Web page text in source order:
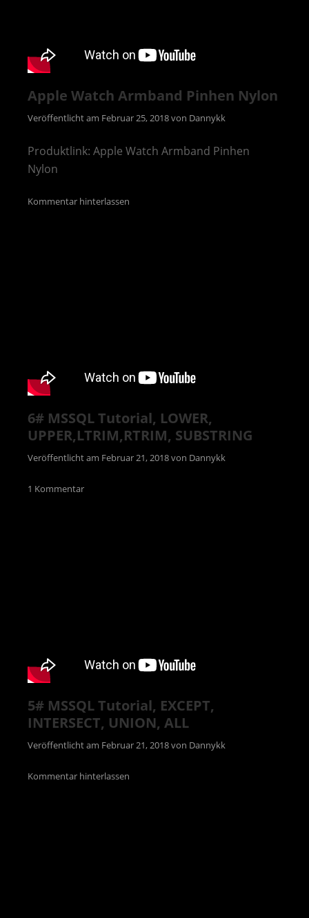
Apple Watch Armband Pinhen Nylon
Veröffentlicht am Februar 25, 2018von Dannykk
Produktlink: Apple Watch Armband Pinhen
Nylon
Kommentar hinterlassen
6# MSSQL Tutorial, LOWER,
UPPER,LTRIM,RTRIM, SUBSTRING
Veröffentlicht am Februar 21, 2018von Dannykk
1 Kommentar
5# MSSQL Tutorial, EXCEPT,
INTERSECT, UNION, ALL
Veröffentlicht am Februar 21, 2018von Dannykk
Kommentar hinterlassen